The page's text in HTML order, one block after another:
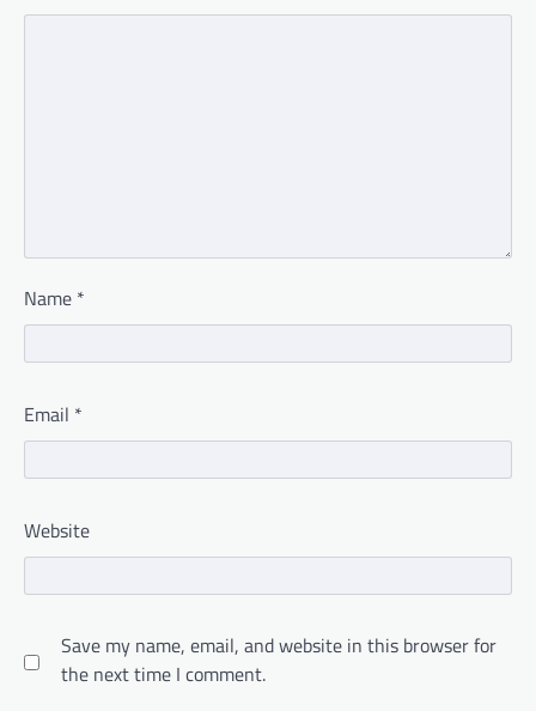
Name *
Email *
Website
Save my name, email, and website in this browser for
the next time I comment.